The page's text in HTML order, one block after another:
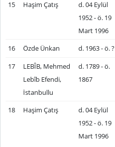
15 Haşim Çatış
d. 04 Eylül
1952 - ö. 19
Mart 1996
16 Özde Ünkan d. 1963 - ö. ?
17
LEBÎB, Mehmed
Lebîb Efendi,
İstanbullu
d. 1789 - ö.
1867
18 Haşim Çatış
d. 04 Eylül
1952 - ö. 19
Mart 1996